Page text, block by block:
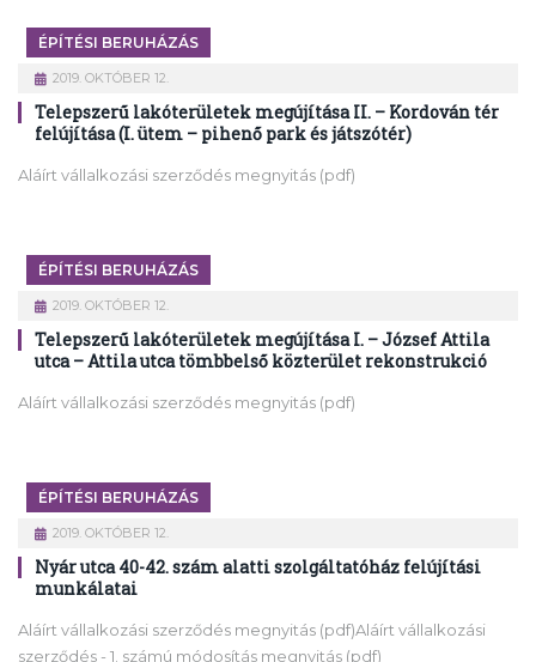
ÉPÍTÉSI BERUHÁZÁS
2019. OKTÓBER 12.
Telepszerű lakóterületek megújítása II. – Kordován tér
felújítása (I. ütem – pihenő park és játszótér)
Aláírt vállalkozási szerződés megnyitás (pdf)
ÉPÍTÉSI BERUHÁZÁS
2019. OKTÓBER 12.
Telepszerű lakóterületek megújítása I. – József Attila
utca – Attila utca tömbbelső közterület rekonstrukció
Aláírt vállalkozási szerződés megnyitás (pdf)
ÉPÍTÉSI BERUHÁZÁS
2019. OKTÓBER 12.
Nyár utca 40-42. szám alatti szolgáltatóház felújítási
munkálatai
Aláírt vállalkozási szerződés megnyitás (pdf)Aláírt vállalkozási
szerződés - 1. számú módosítás megnyitás (pdf)